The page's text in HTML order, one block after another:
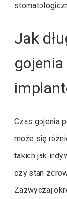
Jak
Czas gojenia
może się
takich jak
czy stan
Zazwyczaj